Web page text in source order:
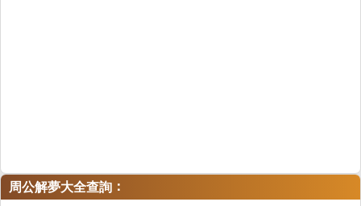
周公解夢大全查詢 ：